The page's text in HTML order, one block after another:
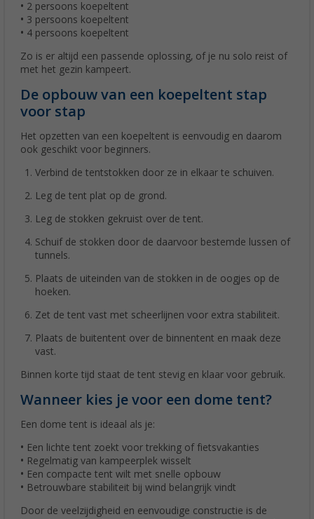
• 2 persoons koepeltent
• 3 persoons koepeltent
• 4 persoons koepeltent
Zo is er altijd een passende oplossing, of je nu solo reist of
met het gezin kampeert.
De opbouw van een koepeltent stap
voor stap
Het opzetten van een koepeltent is eenvoudig en daarom
ook geschikt voor beginners.
Verbind de tentstokken door ze in elkaar te schuiven.
Leg de tent plat op de grond.
Leg de stokken gekruist over de tent.
Schuif de stokken door de daarvoor bestemde lussen of
tunnels.
Plaats de uiteinden van de stokken in de oogjes op de
hoeken.
Zet de tent vast met scheerlijnen voor extra stabiliteit.
Plaats de buitentent over de binnentent en maak deze
vast.
Binnen korte tijd staat de tent stevig en klaar voor gebruik.
Wanneer kies je voor een dome tent?
Een dome tent is ideaal als je:
• Een lichte tent zoekt voor trekking of fietsvakanties
• Regelmatig van kampeerplek wisselt
• Een compacte tent wilt met snelle opbouw
• Betrouwbare stabiliteit bij wind belangrijk vindt
Door de veelzijdigheid en eenvoudige constructie is de